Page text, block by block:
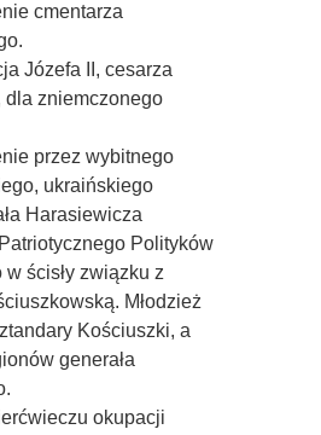
cmentarza
Józefa II, cesarza
dla zniemczonego
przez wybitnego
ukraińskiego
Harasiewicza
Polityków 
ścisły związku z
Młodzież
Kościuszki, a
generała
okupacji